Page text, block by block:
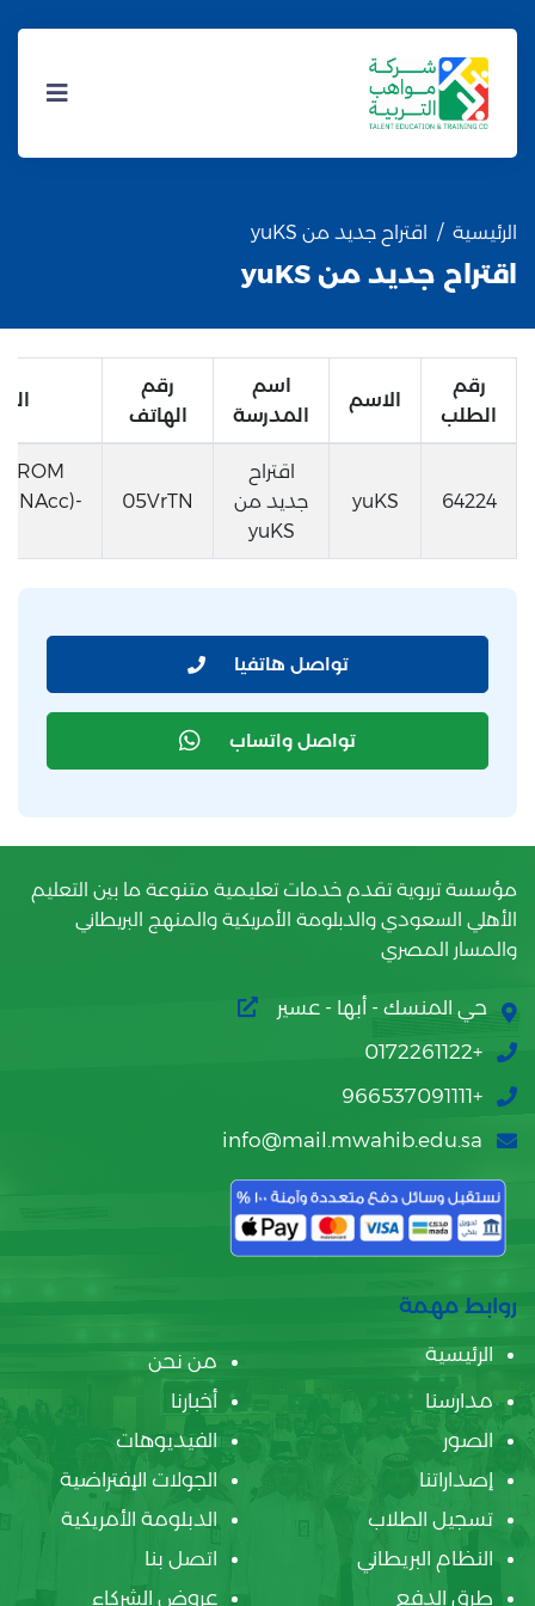
الرئيسية اقتراح جديد من yuKS
اقتراح جديد من yuKS
رقم
الطلب
الاسم
اسم
المدرسة
رقم
الهاتف
64224
yuKS
اقتراح
جديد من
yuKS
05VrTN
FROM
تواصل هاتفيا
تواصل واتساب
مؤسسة تربوية تقدم خدمات تعليمية متنوعة ما بين التعليم
الأهلي السعودي والدبلومة الأمريكية والمنهج البريطاني
والمسار المصري
حي المنسك - أبها - عسير
+0172261122
+966537091111
info@mail.mwahib.edu.sa
روابط مهمة
الرئيسية
من نحن
مدارسنا
أخبارنا
الصور
الفيديوهات
إصداراتنا
الجولات الإفتراضية
تسجيل الطلاب
الدبلومة الأمريكية
النظام البريطاني
اتصل بنا
طرق الدفع
عروض الشركاء